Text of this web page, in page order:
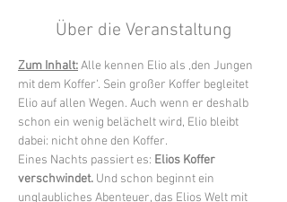
Über die Veranstaltung
Zum Inhalt:Alle kennen Elio als ‚den Jungen
mit dem Koffer‘. Sein großer Koffer begleitet
Elio auf allen Wegen. Auch wenn er deshalb
schon ein wenig belächelt wird, Elio bleibt
dabei: nicht ohne den Koffer.
Eines Nachts passiert es: Elios Koffer
verschwindet. Und schon beginnt ein
unglaubliches Abenteuer, das Elios Welt mit